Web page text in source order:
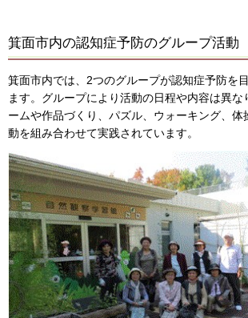
箕面市内の認知症予防のグループ活動
箕面市内では、2つのグループが認知症予防を
ます。グループにより活動の日程や内容は異
ームや作品づくり、パズル、ウォーキング、体
動を組み合わせて実践されています。